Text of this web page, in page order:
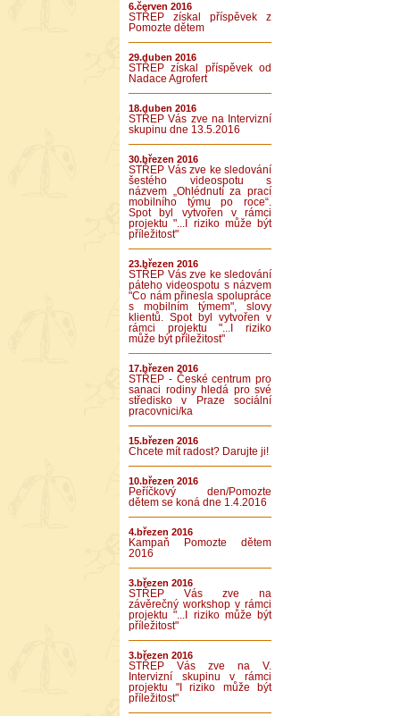
6.červen 2016
STŘEP získal příspěvek z
Pomozte dětem
29.duben 2016
STŘEP získal příspěvek od
Nadace Agrofert
18.duben 2016
STŘEP Vás zve na Intervizní
skupinu dne 13.5.2016
30.březen 2016
STŘEP Vás zve ke sledování
šestého videospotu s
názvem „Ohlédnutí za prací
mobilního týmu po roce“.
Spot byl vytvořen v rámci
projektu "...I riziko může být
příležitost"
23.březen 2016
STŘEP Vás zve ke sledování
páteho videospotu s názvem
"Co nám přinesla spolupráce
s mobilním týmem", slovy
klientů. Spot byl vytvořen v
rámci projektu "...I riziko
může být příležitost"
17.březen 2016
STŘEP - České centrum pro
sanaci rodiny hledá pro své
středisko v Praze sociální
pracovnici/ka
15.březen 2016
Chcete mít radost? Darujte ji!
10.březen 2016
Peříčkový den/Pomozte
dětem se koná dne 1.4.2016
4.březen 2016
Kampaň Pomozte dětem
2016
3.březen 2016
STŘEP Vás zve na
závěrečný workshop v rámci
projektu "...I riziko může být
příležitost"
3.březen 2016
STŘEP Vás zve na V.
Intervizní skupinu v rámci
projektu "I riziko může být
příležitost"